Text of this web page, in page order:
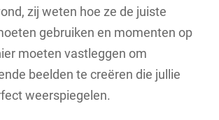
zij weten hoe ze de juiste
gebruiken en momenten op
moeten vastleggen om
beelden te creëren die jullie
weerspiegelen.